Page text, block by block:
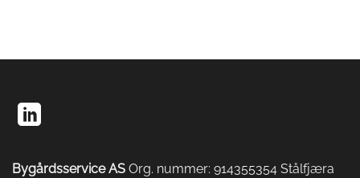
Bygårdsservice AS Org. nummer: 914355354 Stålfjæra